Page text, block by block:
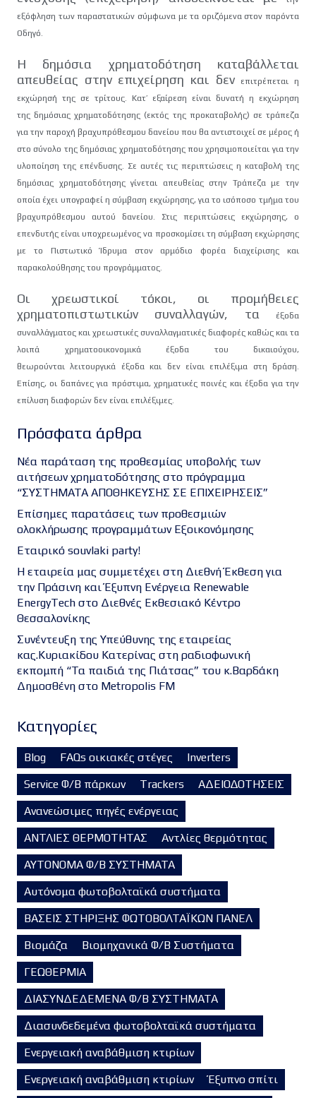
Πρόσφατα άρθρα
Νέα παράταση της προθεσμίας υποβολής των
αιτήσεων χρηματοδότησης στο πρόγραμμα
“ΣΥΣΤΗΜΑΤΑ ΑΠΟΘΗΚΕΥΣΗΣ ΣΕ ΕΠΙΧΕΙΡΗΣΕΙΣ”
Επίσημες παρατάσεις των προθεσμιών
ολοκλήρωσης προγραμμάτων Εξοικονόμησης
Εταιρικό souvlaki party!
Η εταιρεία μας συμμετέχει στη Διεθνή Έκθεση για
την Πράσινη και Έξυπνη Ενέργεια Renewable
EnergyTech στο Διεθνές Εκθεσιακό Κέντρο
Θεσσαλονίκης
Συνέντευξη της Υπεύθυνης της εταιρείας
κας.Κυριακίδου Κατερίνας στη ραδιοφωνική
εκπομπή “Τα παιδιά της Πιάτσας” του κ.Βαρδάκη
Δημοσθένη στο Metropolis FM
Kατηγορίες
Blog FAQs οικιακές στέγες
Inverters
Service Φ/Β πάρκων
Trackers
ΑΔΕΙΟΔΟΤΗΣΕΙΣ
Ανανεώσιμες πηγές ενέργειας
ΑΝΤΛΙΕΣ ΘΕΡΜΟΤΗΤΑΣ
Αντλίες θερμότητας
ΑΥΤΟΝΟΜΑ Φ/Β ΣΥΣΤΗΜΑΤΑ
Αυτόνομα φωτοβολταϊκά συστήματα
ΒΑΣΕΙΣ ΣΤΗΡΙΞΗΣ ΦΩΤΟΒΟΛΤΑΪΚΩΝ ΠΑΝΕΛ
Βιομάζα
Βιομηχανικά Φ/Β Συστήματα
ΓΕΩΘΕΡΜΙΑ
ΔΙΑΣΥΝΔΕΔΕΜΕΝΑ Φ/Β ΣΥΣΤΗΜΑΤΑ
Διασυνδεδεμένα φωτοβολταϊκά συστήματα
Ενεργειακή αναβάθμιση κτιρίων
Ενεργειακή αναβάθμιση κτιρίων
Έξυπνο σπίτι
εξόφληση των παραστατικών σύμφωνα με τα οριζόμενα στον παρόντα
Οδηγό.
Η δημόσια χρηματοδότηση καταβάλλεται
απευθείας στην επιχείρηση και δεν
επιτρέπεται η
εκχώρησή της σε τρίτους. Κατ’ εξαίρεση είναι δυνατή η εκχώρηση
τηςδημόσιας χρηματοδότησης (εκτός της προκαταβολής) σε τράπεζα
για την παροχή βραχυπρόθεσμου δανείου που θα αντιστοιχεί σε μέρος ή
στο σύνολο της δημόσιας χρηματοδότησης που χρησιμοποιείται για την
υλοποίηση της επένδυσης. Σε αυτές τις περιπτώσεις η καταβολή της
δημόσιας χρηματοδότησης γίνεται απευθείας στην Τράπεζα με την
οποία έχει υπογραφεί η σύμβαση εκχώρησης, για το ισόποσο τμήμα του
βραχυπρόθεσμου αυτού δανείου. Στις περιπτώσεις εκχώρησης, ο
επενδυτής είναιυποχρεωμένος να προσκομίσει τη σύμβαση εκχώρησης
με το Πιστωτικό Ίδρυμα στοναρμόδιο φορέα διαχείρισης και
παρακολούθησης του προγράμματος.
Οι χρεωστικοί τόκοι, οι προμήθειες
χρηματοπιστωτικών συναλλαγών, τα
έξοδα
συναλλάγματος και χρεωστικές συναλλαγματικές διαφορές καθώς και τα
λοιπά χρηματοοικονομικά έξοδα του δικαιούχου,
θεωρούνταιλειτουργικά έξοδα και δεν είναι επιλέξιμα στη δράση.
Επίσης, οι δαπάνεςγια πρόστιμα, χρηματικές ποινές και έξοδα για την
επίλυση διαφορών δεν είναι επιλέξιμες.